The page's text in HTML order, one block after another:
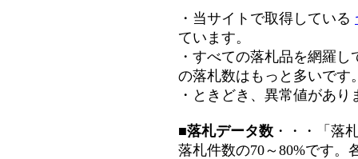
・当サイトで取得している
ています。
・すべての落札品を網羅
の落札数はもっと多いです
・ときどき、異常値があ
■落札データ数 ・・・「落
落札件数の70～80%です。